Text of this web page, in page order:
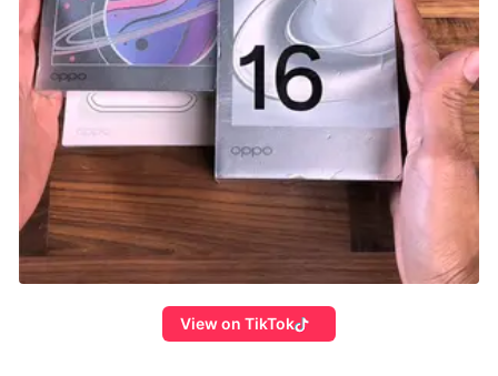
View on TikTok